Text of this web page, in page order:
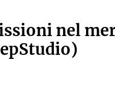
nel